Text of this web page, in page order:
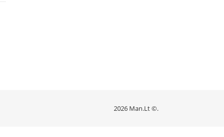
2026 Man.Lt ©.